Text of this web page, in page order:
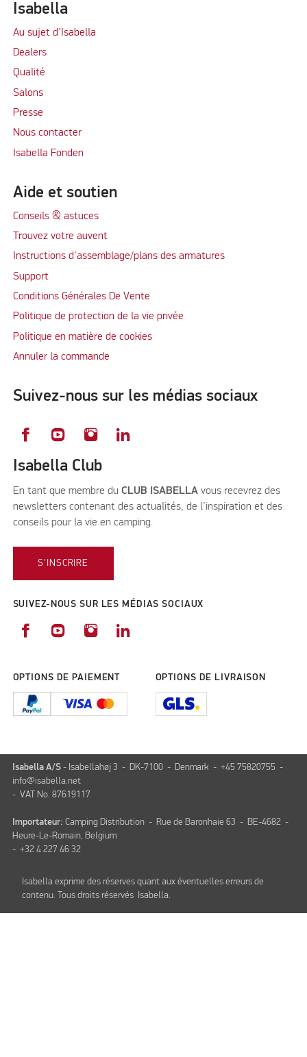
Isabella
Au sujet d’Isabella
Dealers
Qualité
Salons
Presse
Nous contacter
Isabella Fonden
Aide et soutien
Conseils & astuces
Trouvez votre auvent
Instructions d'assemblage/plans des armatures
Support
Conditions Générales De Vente
Politique de protection de la vie privée
Politique en matière de cookies
Annuler la commande
Suivez-nous sur les médias sociaux
Isabella Club
En tant que membre du CLUB ISABELLA vous recevrez des
newsletters contenant des actualités, de l'inspiration et des
conseils pour la vie en camping.
S'INSCRIRE
SUIVEZ-NOUS SUR LES MÉDIAS SOCIAUX
OPTIONS DE PAIEMENT OPTIONS DE LIVRAISON
Isabella A/S - Isabellahøj 3 - DK-7100 - Denmark - +45 75820755 -
info@isabella.net
- VAT No. 87619117
Importateur: Camping Distribution - Rue de Baronhaie 63 - BE-4682 -
Heure-Le-Romain, Belgium
- +32 4 227 46 32
Isabella exprime des réserves quant aux éventuelles erreurs de
contenu. Tous droits réservés Isabella.